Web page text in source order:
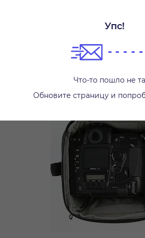
Упс!
Что-то пошло не
Обновите страницу и